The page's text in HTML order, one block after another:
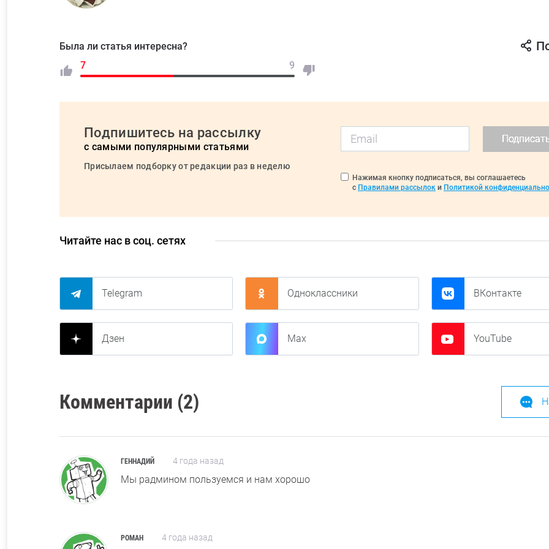
Была ли статья интересна?
7
9
Подпишитесь на рассылку
с самыми популярными статьями
Присылаем подборку от редакции раз в неделю
Нажимая кнопку подписаться, вы соглашаетесь
с Правилами рассылок и Политикой
Читайте нас в соц. сетях
Telegram Одноклассники ВКонтакте
Дзен Max YouTube
Комментарии (2)
ГЕННАДИЙ 4 года назад
Мы радмином пользуемся и нам хорошо
РОМАН 4 года назад